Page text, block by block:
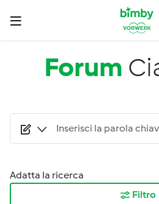
Salta al contenuto principale
Forum
Adatta la ricerca
Filtro